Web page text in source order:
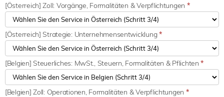
[Österreich] Zoll: Vorgänge, Formalitäten & Verpflichtungen *
[Österreich] Strategie: Unternehmensentwicklung*
[Belgien] Steuerliches: MwSt., Steuern, Formalitäten & Pflichten*
[Belgien] Zoll: Operationen, Formalitäten & Verpflichtungen *